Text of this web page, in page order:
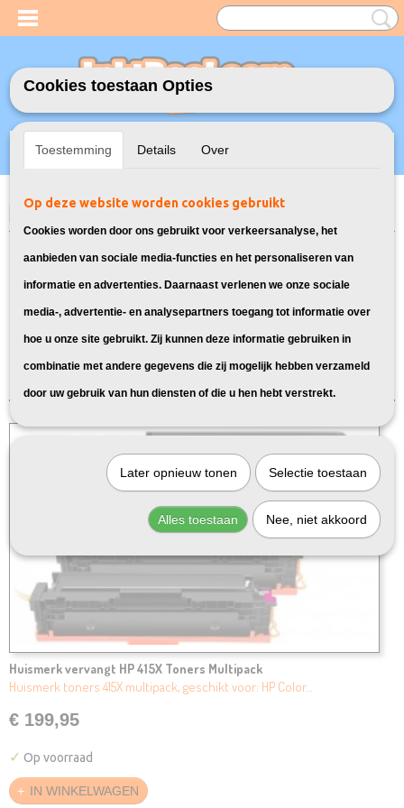
Inloggen Registreren
UW WINKELWAGEN
Home>Toners>415A toners voor HP> Toners voor HP Color Laserjet
Toners geschikt voor de HP Color
Laserjet Pro MFP M454NW:
Huismerk vervangt HP 415X Toners Multipack
Huismerk toners 415X multipack, geschikt voor: HP Color…
€ 199,95
✓ Op voorraad
IN WINKELWAGEN
Cookies toestaan Opties
Toestemming Details Over
Op deze website worden cookies gebruikt
Cookies worden door ons gebruikt voor verkeersanalyse, het
aanbieden van sociale media-functies en het personaliseren van
informatie en advertenties. Daarnaast verlenen we onze sociale
media-, advertentie- en analysepartners toegang tot informatie over
hoe u onze site gebruikt. Zij kunnen deze informatie gebruiken in
combinatie met andere gegevens die zij mogelijk hebben verzameld
door uw gebruik van hun diensten of die u hen hebt verstrekt.
Later opnieuw tonen Selectie toestaan
Alles toestaan Nee, niet akkoord